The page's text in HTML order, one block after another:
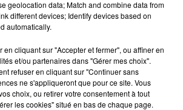
l'information dans le Cantal,
et Issoire avec les reportages
sur le terrain.
geolocation data; Match and combine data from
different devices; Identify devices based on
automatically.
en cliquant sur "Accepter et fermer", ou affiner en
et/ou partenaires dans "Gérer mes choix".
refuser en cliquant sur "Continuer sans
ne s'appliqueront que pour ce site. Vous
choix, ou retirer votre consentement à tout
les cookies" situé en bas de chaque page.